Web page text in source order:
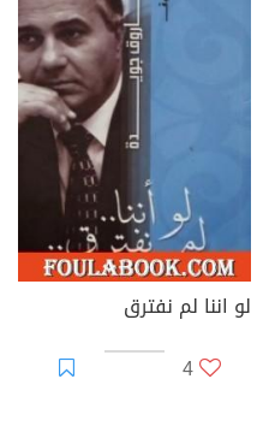
لو اننا لم نفترق
4